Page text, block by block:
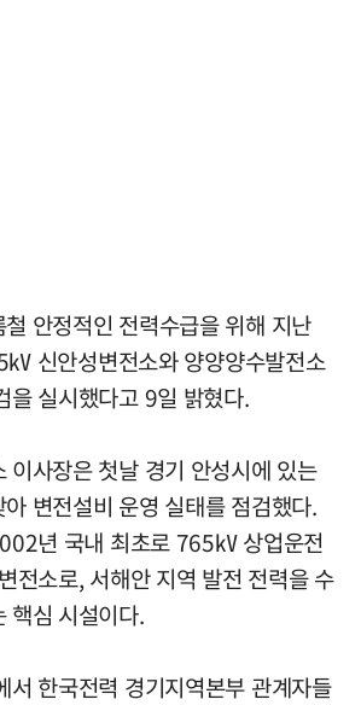
안정적인 전력수급을 위해 지난
신안성변전소와 양양양수발전소
을 실시했다고 9일 밝혔다.
이사장은 첫날 경기 안성시에 있는
변전설비 운영 실태를 점검했다.
년 국내 최초로 765㎸ 상업운전
전소로, 서해안 지역 발전 전력을 수
핵심 시설이다.
서 한국전력 경기지역본부 관계자들